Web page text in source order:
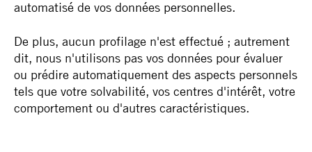
automatisé de vos données personnelles.
De plus, aucun profilage n'est effectué ; autrement
dit, nous n'utilisons pas vos données pour évaluer
ou prédire automatiquement des aspects personnels
tels que votre solvabilité, vos centres d'intérêt, votre
comportement ou d'autres caractéristiques.